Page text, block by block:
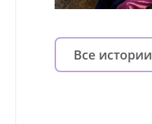
Все истории